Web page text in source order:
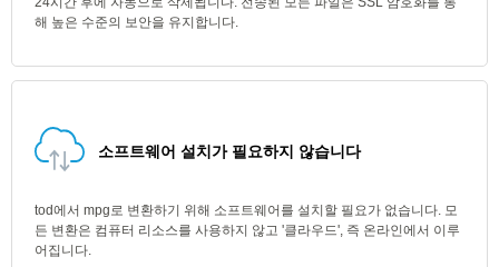
해 높은 수준의 보안을 유지합니다.
소프트웨어 설치가 필요하지 않습니다
tod에서 mpg로 변환하기 위해 소프트웨어를 설치할 필요가 없습니다. 모
든 변환은 컴퓨터 리소스를 사용하지 않고 '클라우드', 즉 온라인에서 이루
어집니다.